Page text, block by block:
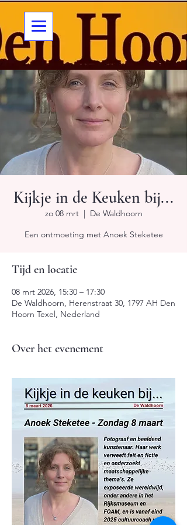
Kijkje in de Keuken bij...
zo 08 mrt
  |
De Waldhoorn
Een ontmoeting met Anoek Steketee
Tijd en locatie
08 mrt 2026, 15:30 – 17:30
De Waldhoorn, Herenstraat 30, 1797 AH Den
Hoorn Texel, Nederland
Over het evenement